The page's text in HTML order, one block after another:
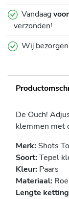
Vandaag
verzonden!
Wij bezorgen
De Ouch!
klemmen met
Merk: Shots
Soort:Tepel
Kleur: Paars
Materiaal:
Lengte